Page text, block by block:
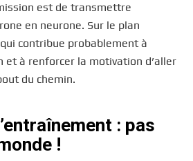
est de transmettre
en neurone. Sur le plan
contribue probablement à
et à renforcer la motivation d’aller
du chemin.
: pas
!